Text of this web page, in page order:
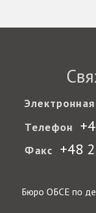
Телефон
Факс +48
Бюро ОБСЕ по